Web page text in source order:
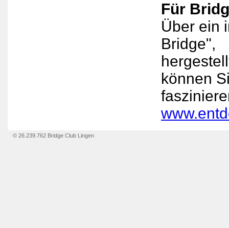
Für
Über ein
Bridge",
können
© 26.239.762 Bridge Club Lingen